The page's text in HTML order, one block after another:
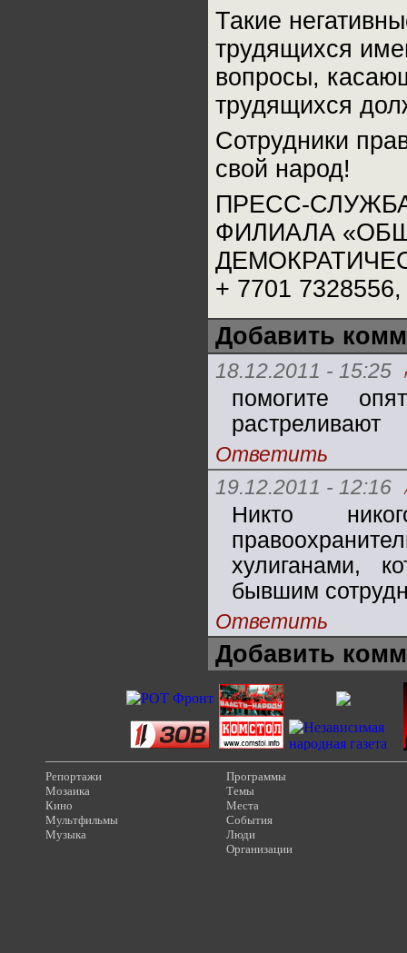
Такие
трудящихся
вопросы,
трудящихся
Сотрудники
свой народ!
ПРЕСС-
ФИЛИАЛА
+ 7701
Добавить
18.12.2011 - 15:25
помогите
растреливают
Ответить
19.12.2011 - 12:16
Никто
хулиганами,
бывшим
Ответить
Добавить
Репортажи
Мозаика
Кино
Мультфильмы
Музыка
Программы
Темы
Места
События
Люди
Организации